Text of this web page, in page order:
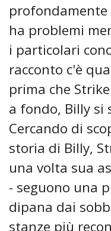
profondamente
ha problemi
i particolari
racconto c'è
prima che
a fondo, Billy si
Cercando di
storia di Billy,
una volta sua
- seguono una
dipana dai
stanze più